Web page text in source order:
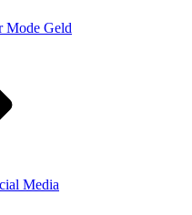
Mode Geld
Media